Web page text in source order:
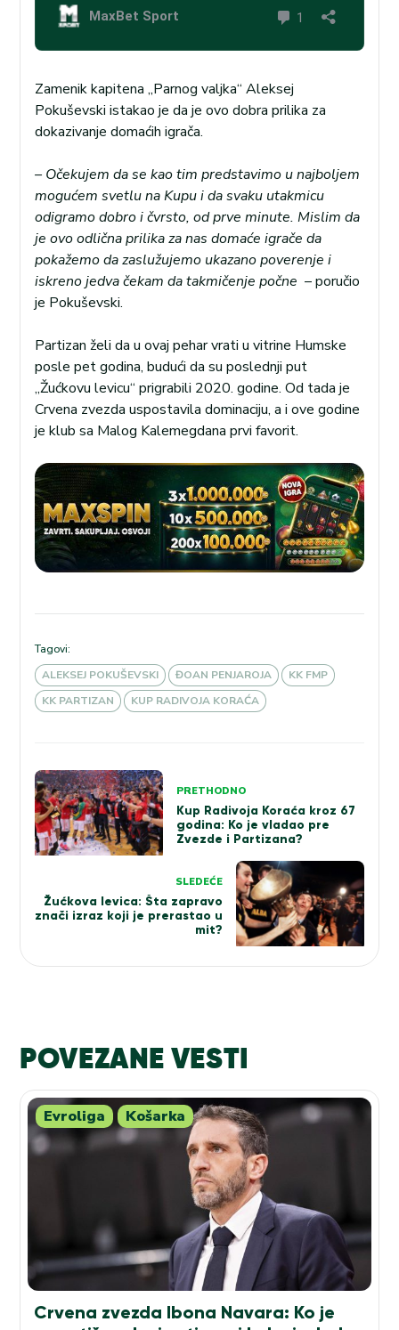
Zamenik kapitena „Parnog valjka“ Aleksej
Pokuševski istakao je da je ovo dobra prilika za
dokazivanje domaćih igrača.
– Očekujem da se kao tim predstavimo u najboljem
mogućem svetlu na Kupu i da svaku utakmicu
odigramo dobro i čvrsto, od prve minute. Mislim da
je ovo odlična prilika za nas domaće igrače da
pokažemo da zaslužujemo ukazano poverenje i
iskreno jedva čekam da takmičenje počne – poručio
je Pokuševski.
Partizan želi da u ovaj pehar vrati u vitrine Humske
posle pet godina, budući da su poslednji put
„Žućkovu levicu“ prigrabili 2020. godine. Od tada je
Crvena zvezda uspostavila dominaciju, a i ove godine
je klub sa Malog Kalemegdana prvi favorit.
Tagovi:
ALEKSEJ POKUŠEVSKI
ĐOAN PENJAROJA
KK FMP
KK PARTIZAN
KUP RADIVOJA KORAĆA
Kretanje
članka
PRETHODNO
Kup Radivoja Koraća kroz 67
godina: Ko je vladao pre
Zvezde i Partizana?
SLEDEĆE
Žućkova levica: Šta zapravo
znači izraz koji je prerastao u
mit?
POVEZANE VESTI
Evroliga Košarka
Crvena zvezda Ibona Navara: Ko je